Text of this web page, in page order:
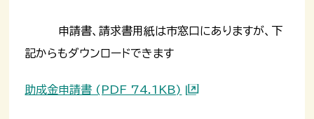
申請書、請求書用紙は市窓口にありますが、下
記からもダウンロードできます
助成金申請書 (PDF 74.1KB)